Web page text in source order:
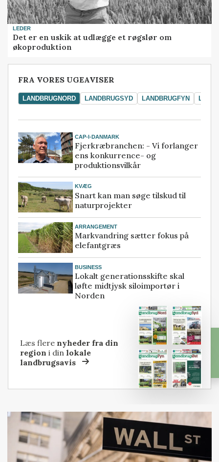
LEDER
Det er en uskik at udlægge et røgslør om
økoproduktion
FRA VORES UGEAVISER
LANDBRUGNORD LANDBRUGSYD LANDBRUGFYN
CAP-I-DANMARK
Fjerkræbranchen: - Vi forlanger
ens konkurrence- og
produktionsvilkår
KVÆG
Snart kan man søge tilskud til
naturprojekter
ARRANGEMENT
Markvandring sætter fokus på
elefantgræs
BUSINESS
Lokalt generationsskifte skal
løfte midtjysk siloimportør i
Norden
Læs flere nyheder fra din
region i dinlokale
landbrugsavis